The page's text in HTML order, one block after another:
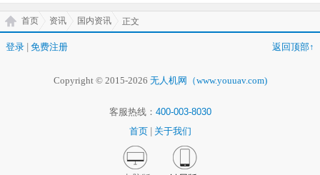
首页 资讯 国内资讯 正文
登录 | 免费注册 返回顶部↑
Copyright © 2015-2026 无人机网（www.youuav.com)
客服热线： 400-003-8030
首页 | 关于我们